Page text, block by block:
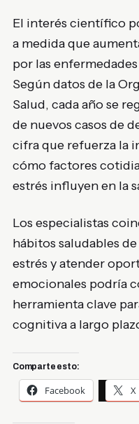
El interés científico
a medida que
por las
Según datos de la
Salud, cada año se
de nuevos casos de
cifra que refuerza la
cómo factores
estrés influyen en la
Los especialistas
hábitos saludables
estrés y atender
emocionales podría
herramienta clave
cognitiva a largo
Comparte esto:
Facebook X